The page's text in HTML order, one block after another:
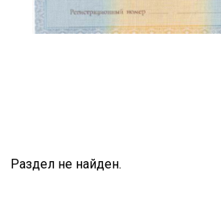
Раздел не найден.